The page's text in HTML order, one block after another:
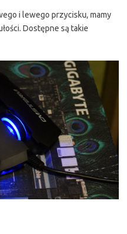
i lewego przycisku, mamy
Dostępne są takie